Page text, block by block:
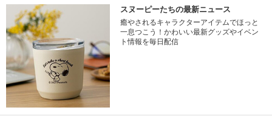
スヌーピーたちの最新ニュース
癒やされるキャラクターアイテムでほっと
一息つこう！かわいい最新グッズやイベン
ト情報を毎日配信